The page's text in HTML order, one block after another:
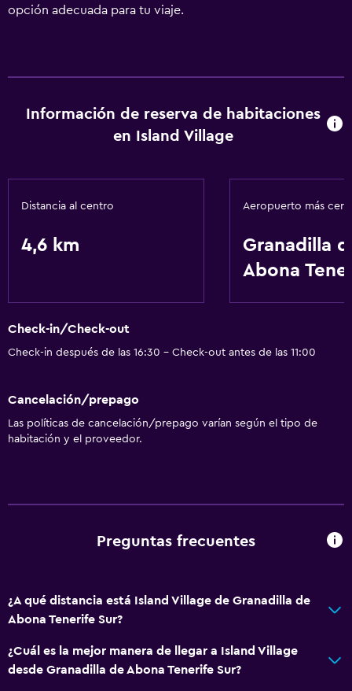
opción adecuada para tu viaje.
Información de reserva de habitaciones
en Island Village
Distancia al centro
4,6 km
Aeropuerto más
Granadilla
Abona
Check-in/Check-out
Check-in después de las 16:30 - Check-out antes de las 11:00
Cancelación/prepago
Las políticas de cancelación/prepago varían según el tipo de
habitación y el proveedor.
Preguntas frecuentes
¿A qué distancia está Island Village de Granadilla de
Abona Tenerife Sur?
¿Cuál es la mejor manera de llegar a Island Village
desde Granadilla de Abona Tenerife Sur?